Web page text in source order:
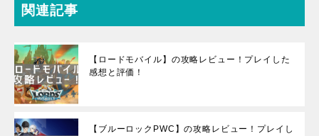
関連記事
【ロードモバイル】の攻略レビュー！プレイした
感想と評価！
【ブルーロックPWC】の攻略レビュー！プレイし